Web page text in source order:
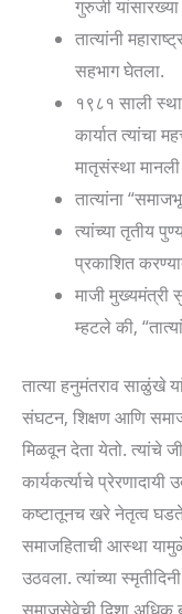
गुरुजी
तात्यांनी
सहभाग घेतला.
१९८१ साली
कार्यात त्यांचा
मातृसंस्था
तात्यांना
त्यांच्या तृतीय
प्रकाशित
माजी मुख्यमंत्री
म्हटले की,
तात्या हनुमंतराव साळुंखे
संघटन, शिक्षण आणि
मिळवून देता येतो. त्यांचे
कार्यकर्त्याचे
कष्टातूनच खरे नेतृत्व
समाजहिताची आस्था
उठवला. त्यांच्या